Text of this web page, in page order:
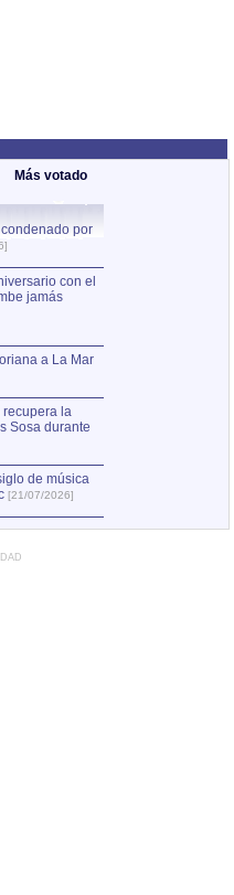
Más votado
por
con el
jamás
a La Mar
recupera la
Sosa durante
de música
[21/07/2026]